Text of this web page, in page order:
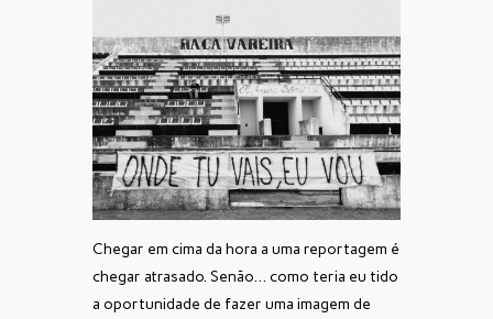
Chegar em cima da hora a uma reportagem é
chegar atrasado. Senão… como teria eu tido
a oportunidade de fazer uma imagem de